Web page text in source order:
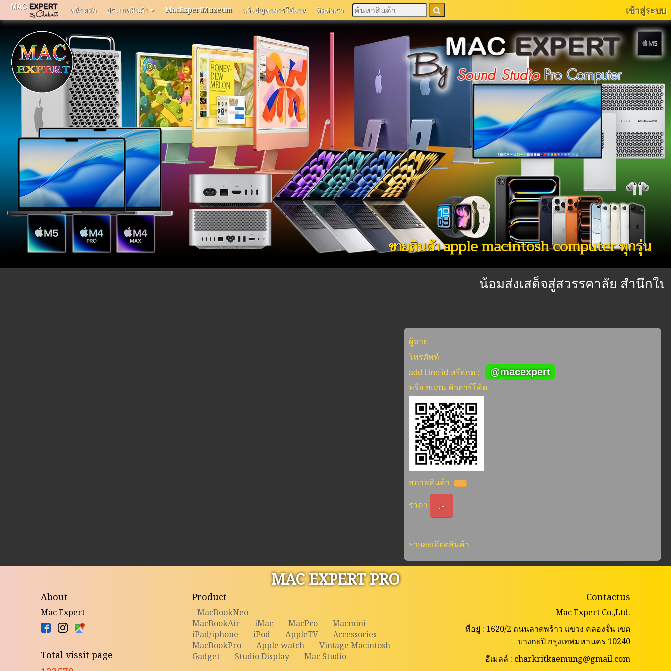
หน้า
หลัก
MacExpertMuzeum
แจ้ง
งาน
เรา
ประเภท
สินค้า
หน้าหลัก ประเภทสินค้า MacExpertMuzeum แจ้งปัญหาการใช้งาน ติดต่อเรา เข้าสู่ระบบ
ขายสินค้า apple macintosh computer ทุกรุ่น
น้อมส่งเสด็จสู่สวรรคาลัย สำนึกในพ
ผู้ขาย
โทรศัพท์
add Line id หรือกด :
@macexpert
หรือ สแกน คิวอาร์โค้ด
สภาพสินค้า
ราคา .-
รายละเอียดสินค้า
MAC EXPERT PRO
About
Mac Expert
Total vissit page
Product
- MacBookNeo
MacBookAir
- iMac - MacPro - Macmini
-
iPad/iphone
- iPod - AppleTV - Accessories
-
MacBookPro
- Apple watch - Vintage Macintosh
-
Gadget
- Studio Display - Mac Studio
Contactus
Mac Expert Co.,Ltd.
ที่อยู่ : 1620/2 ถนนลาดพร้าว แขวง คลองจั่น เขต
บางกะปิ กรุงเทพมหานคร 10240
อีเมลล์ : charkritkaemung@gmail.com